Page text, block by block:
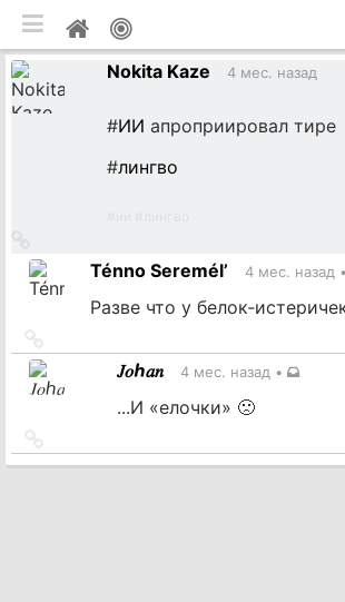
Мой
профиль
Nokita Kaze
4 мес. назад
#ИИ апроприировал тире
#лингво
на
источникTénno Seremél’ 4 мес. назад •
Разве что у
на
источник 𝐽𝑜ℎ𝑎𝑛 4 мес. назад •
...И «елочки» 🙁
на
мобильная версия